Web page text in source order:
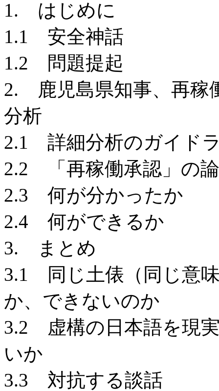
1. はじめに
1.1 安全神話
1.2 問題提起
2. 鹿児島県知事、再稼
分析
2.1 詳細分析のガイド
2.2 「再稼働承認」の
2.3 何が分かったか
2.4 何ができるか
3. まとめ
3.1 同じ土俵（同じ意
か、できないのか
3.2 虚構の日本語を現
いか
3.3 対抗する談話